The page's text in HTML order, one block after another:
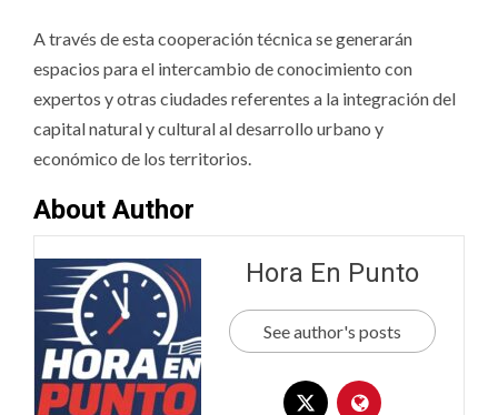
A través de esta cooperación técnica se generarán
espacios para el intercambio de conocimiento con
expertos y otras ciudades referentes a la integración del
capital natural y cultural al desarrollo urbano y
económico de los territorios.
About Author
Hora En Punto
See author's posts